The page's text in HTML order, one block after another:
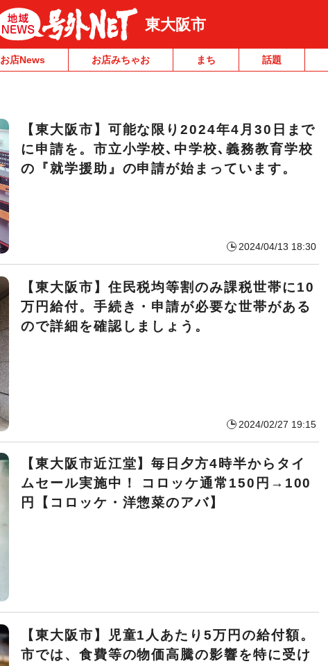
東大阪市
お店News お店みちゃお まち 話題
【東大阪市】可能な限り2024年4月30日まで
に申請を。市立小学校､中学校､義務教育学校
の『就学援助』の申請が始まっています。
2024/04/13 18:30
【東大阪市】住民税均等割のみ課税世帯に10
万円給付。手続き・申請が必要な世帯がある
ので詳細を確認しましょう。
2024/02/27 19:15
【東大阪市近江堂】毎日夕方4時半からタイ
ムセール実施中！ コロッケ通常150円→100
円【コロッケ・洋惣菜のアバ】
【東大阪市】児童1人あたり5万円の給付額。
市では、食費等の物価高騰の影響を特に受け